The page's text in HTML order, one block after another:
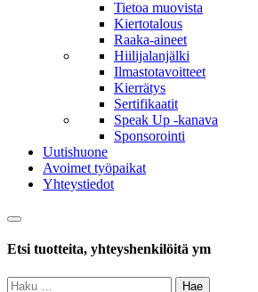
Tietoa muovista
Kiertotalous
Raaka-aineet
Hiilijalanjälki
Ilmastotavoitteet
Kierrätys
Sertifikaatit
Speak Up -kanava
Sponsorointi
Uutishuone
Avoimet työpaikat
Yhteystiedot
Haku
Etsi tuotteita, yhteyshenkilöitä ym
Haku: